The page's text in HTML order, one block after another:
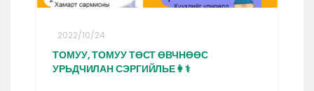
2022/10/24
ТОМУУ, ТОМУУ ТӨСТ ӨВЧНӨӨС
УРЬДЧИЛАН СЭРГИЙЛЬЕ👩⚕️